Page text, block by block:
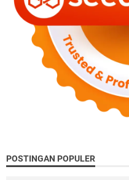
POSTINGAN POPULER